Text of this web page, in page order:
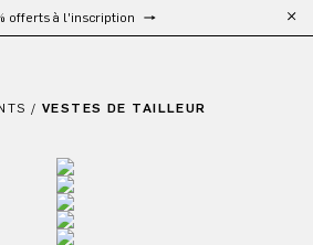
gratuite à partir de 300 €
/ VESTES DE TAILLEUR